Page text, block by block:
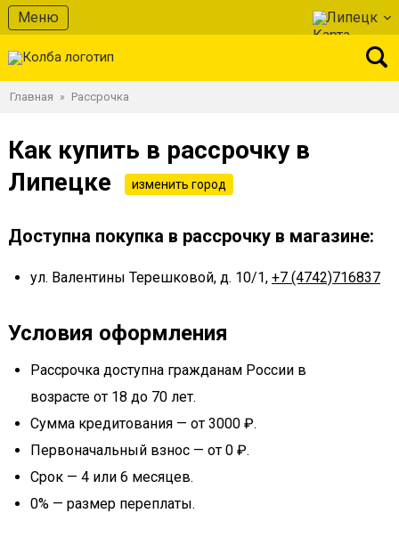
Меню Липецк
Главная » Рассрочка
Как купить в рассрочку в
Липецке
изменить город
Доступна покупка в рассрочку в магазине:
ул. Валентины Терешковой, д. 10/1, +7 (4742)716837
Условия оформления
Рассрочка доступна гражданам России в
возрасте от 18 до 70 лет.
Сумма кредитования — от 3000 ₽.
Первоначальный взнос — от 0 ₽.
Срок — 4 или 6 месяцев.
0% — размер переплаты.